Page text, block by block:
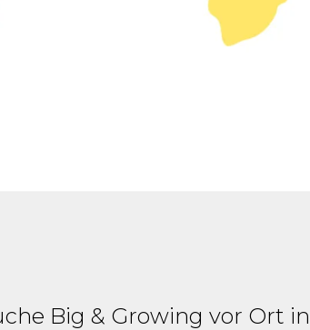
Big & Growing vor Ort